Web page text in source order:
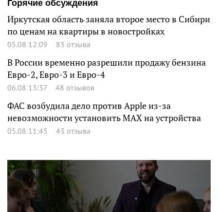
Горячие обсуждения
Иркутская область заняла второе место в Сибири
по ценам на квартиры в новостройках
05.08 12:09 83 отзыва
В России временно разрешили продажу бензина
Евро-2, Евро-3 и Евро-4
06.08 13:37 48 отзывов
ФАС возбудила дело против Apple из-за
невозможности установить MAX на устройства
05.08 11:45 43 отзыва